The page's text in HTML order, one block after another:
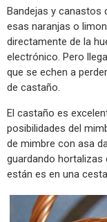
Bandejas y canastos
esas naranjas o
directamente de la
electrónico. Pero
que se echen a
de castaño.
El castaño es
posibilidades del
de mimbre con asa
guardando hortalizas
están es en una